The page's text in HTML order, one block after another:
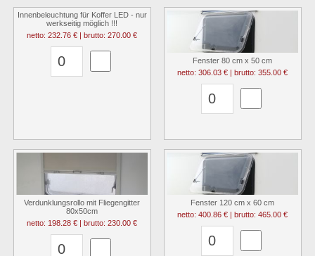
Innenbeleuchtung für Koffer LED - nur
werkseitig möglich !!!
netto: 232.76 € | brutto: 270.00 €
Fenster 80 cm x 50 cm
netto: 306.03 € | brutto: 355.00 €
Verdunklungsrollo mit Fliegengitter
80x50cm
netto: 198.28 € | brutto: 230.00 €
Fenster 120 cm x 60 cm
netto: 400.86 € | brutto: 465.00 €